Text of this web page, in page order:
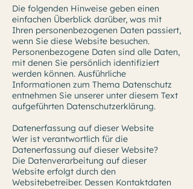
Die folgenden Hinweise geben einen
einfachen Überblick darüber, was mit
Ihren personenbezogenen Daten passiert,
wenn Sie diese Website besuchen.
Personenbezogene Daten sind alle Daten,
mit denen Sie persönlich identifiziert
werden können. Ausführliche
Informationen zum Thema Datenschutz
entnehmen Sie unserer unter diesem Text
aufgeführten Datenschutzerklärung.
Datenerfassung auf dieser Website
Wer ist verantwortlich für die
Datenerfassung auf dieser Website?
Die Datenverarbeitung auf dieser
Website erfolgt durch den
Websitebetreiber. Dessen Kontaktdaten